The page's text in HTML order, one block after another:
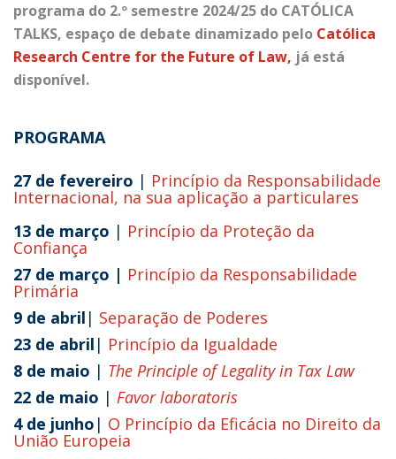
programa do 2.º semestre 2024/25 do CATÓLICA
TALKS, espaço de debate dinamizado pelo Católica
Research Centre for the Future of Law, já está
disponível.
PROGRAMA
27 de fevereiro | Princípio da Responsabilidade
Internacional, na sua aplicação a particulares
13 de março | Princípio da Proteção da
Confiança
27 de março | Princípio da Responsabilidade
Primária
9 de abril | Separação de Poderes
23 de abril | Princípio da Igualdade
8 de maio | The Principle of Legality in Tax Law
22 de maio | Favor laboratoris
4 de junho | O Princípio da Eficácia no Direito da
União Europeia